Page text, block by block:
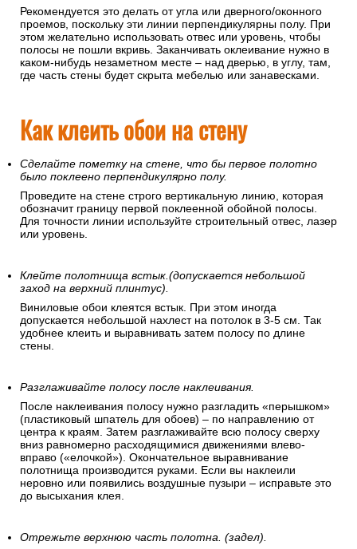
Рекомендуется это делать от угла или дверного/оконного
проемов, поскольку эти линии перпендикулярны полу. При
этом желательно использовать отвес или уровень, чтобы
полосы не пошли вкривь. Заканчивать оклеивание нужно в
каком-нибудь незаметном месте – над дверью, в углу, там,
где часть стены будет скрыта мебелью или занавесками.
Как клеить обои на стену
Сделайте пометку на стене, что бы первое полотно
было поклеено перпендикулярно полу.
Проведите на стене строго вертикальную линию, которая
обозначит границу первой поклеенной обойной полосы.
Для точности линии используйте строительный отвес, лазер
или уровень.
Клейте полотнища встык.(допускается небольшой
заход на верхний плинтус).
Виниловые обои клеятся встык. При этом иногда
допускается небольшой нахлест на потолок в 3-5 см. Так
удобнее клеить и выравнивать затем полосу по длине
стены.
Разглаживайте полосу после наклеивания.
После наклеивания полосу нужно разгладить «перышком»
(пластиковый шпатель для обоев) – по направлению от
центра к краям. Затем разглаживайте всю полосу сверху
вниз равномерно расходящимися движениями влево-
вправо («елочкой»). Окончательное выравнивание
полотнища производится руками. Если вы наклеили
неровно или появились воздушные пузыри – исправьте это
до высыхания клея.
Отрежьте верхнюю часть полотна. (задел).